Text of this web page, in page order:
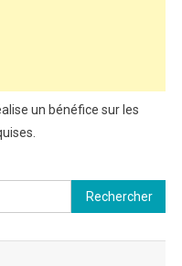
un bénéfice sur les
Rechercher :